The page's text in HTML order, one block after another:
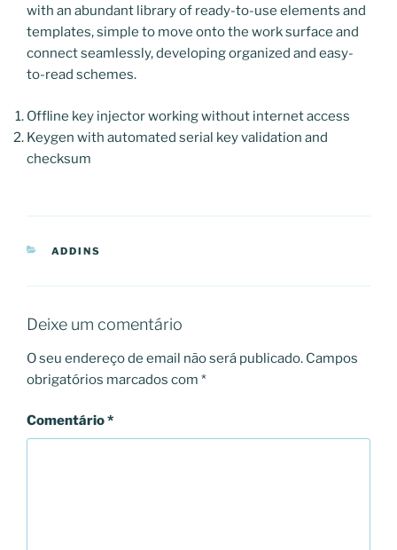
with an abundant library of ready-to-use elements and
templates, simple to move onto the work surface and
connect seamlessly, developing organized and easy-
to-read schemes.
Offline key injector working without internet access
Keygen with automated serial key validation and
checksum
CATEGORIAS
ADDINS
Deixe um comentário
O seu endereço de email não será publicado. Campos
obrigatórios marcados com *
Comentário*